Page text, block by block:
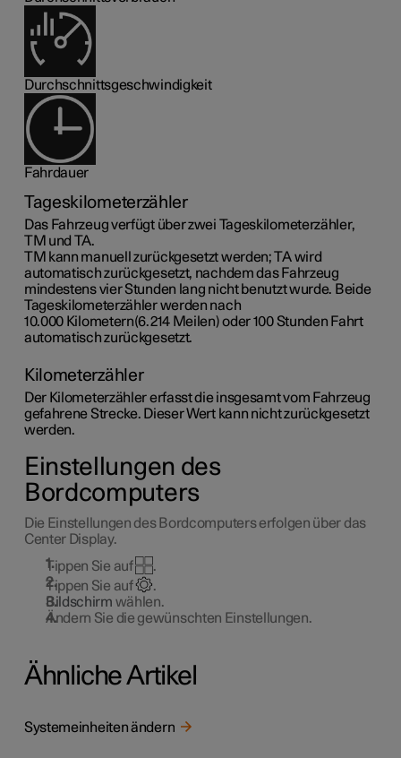
Durchschnittsgeschwindigkeit
Fahrdauer
Tageskilometerzähler
Das Fahrzeug verfügt über zwei Tageskilometerzähler,
TM und TA.
TM kann manuell zurückgesetzt werden; TA wird
automatisch zurückgesetzt, nachdem das Fahrzeug
mindestens vier Stunden lang nicht benutzt wurde. Beide
Tageskilometerzähler werden nach
10.000 Kilometern(6.214 Meilen)oder 100 Stunden Fahrt
automatisch zurückgesetzt.
Kilometerzähler
Der Kilometerzähler erfasst die insgesamt vom Fahrzeug
gefahrene Strecke. Dieser Wert kann nicht zurückgesetzt
werden.
Einstellungen des
Bordcomputers
Die Einstellungen des Bordcomputers erfolgen über das
Center Display.
Tippen Sie auf
.
Tippen Sie auf
.
Bildschirm wählen.
Ändern Sie die gewünschten Einstellungen.
Ähnliche Artikel
Systemeinheiten ändern